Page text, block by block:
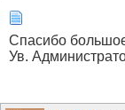
Спасибо
Ув.